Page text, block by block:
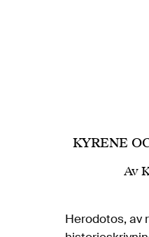
KYRENE
Av
Herodotos, av